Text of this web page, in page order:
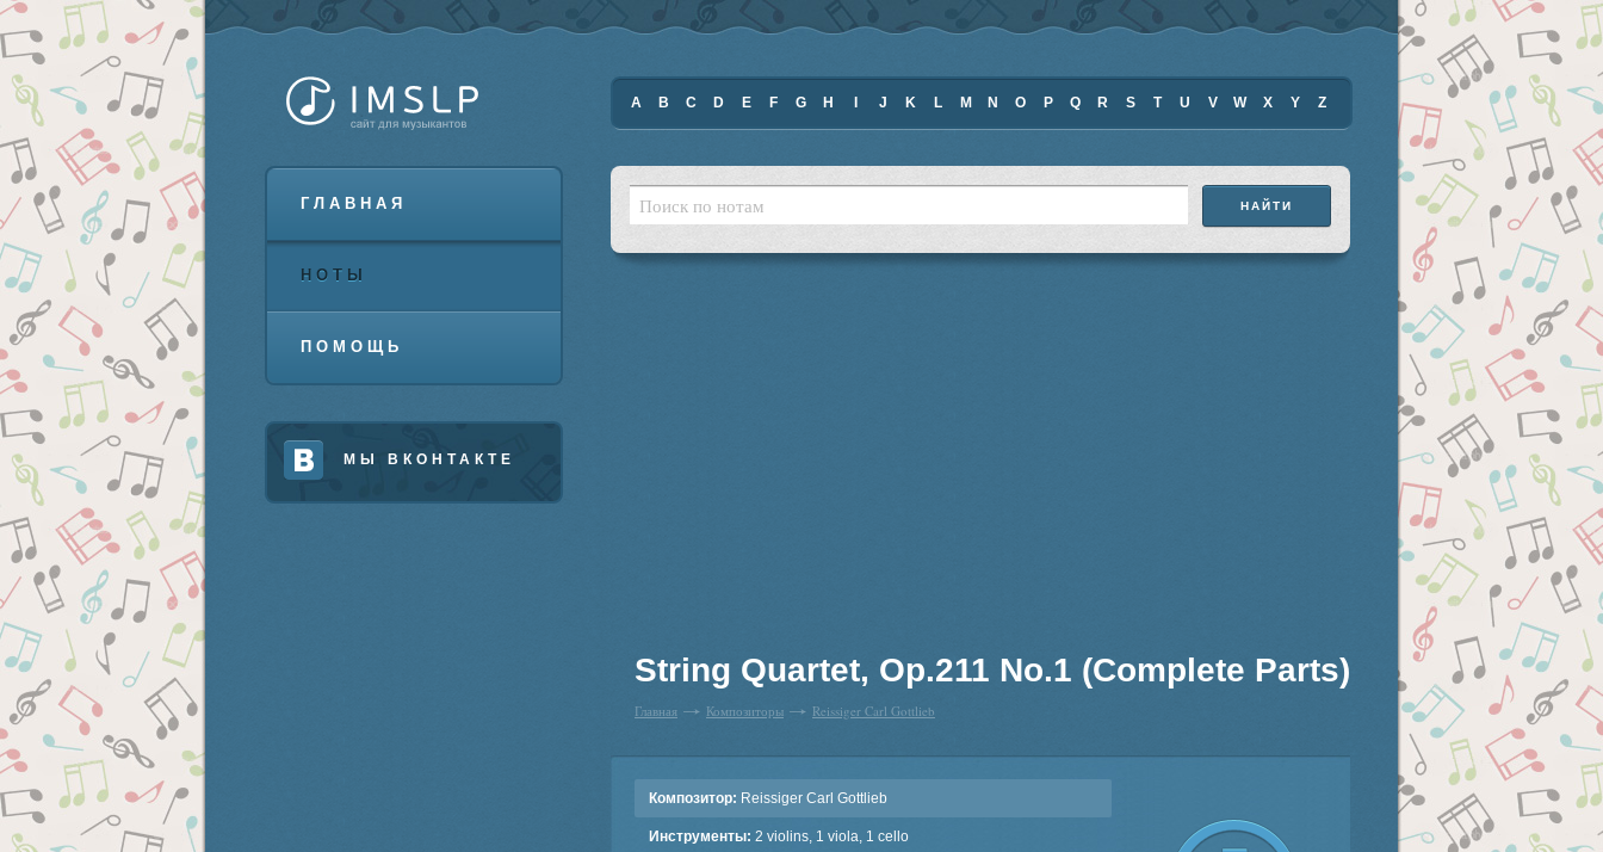
ГЛАВНАЯ
НОТЫ
ПОМОЩЬ
МЫ ВКОНТАКТЕ
A B C D E F G H J K L M N O P Q R S T U V W X Y Z
String Quartet, Op.211 No.1 (Complete Parts)
Главная Композиторы Reissiger Carl Gottlieb
Композитор: Reissiger Carl Gottlieb
Инструменты: 2 violins, 1 viola, 1 cello